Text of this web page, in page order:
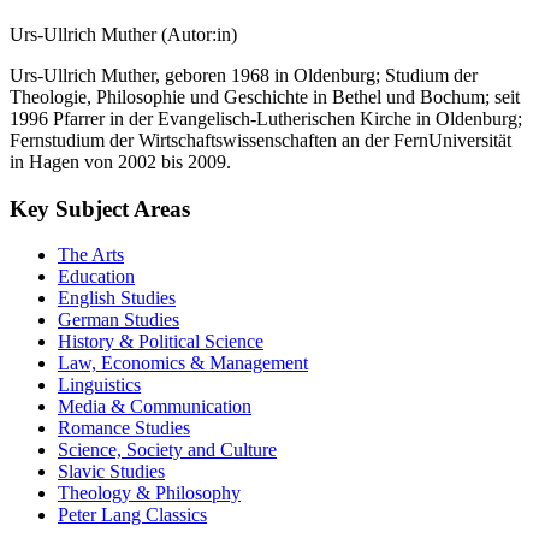
Urs-Ullrich Muther (Autor:in)
Urs-Ullrich Muther, geboren 1968 in Oldenburg; Studium der
Theologie, Philosophie und Geschichte in Bethel und Bochum; seit
1996 Pfarrer in der Evangelisch-Lutherischen Kirche in Oldenburg;
Fernstudium der Wirtschaftswissenschaften an der FernUniversität
in Hagen von 2002 bis 2009.
Key Subject Areas
The Arts
Education
English Studies
German Studies
History & Political Science
Law, Economics & Management
Linguistics
Media & Communication
Romance Studies
Science, Society and Culture
Slavic Studies
Theology & Philosophy
Peter Lang Classics